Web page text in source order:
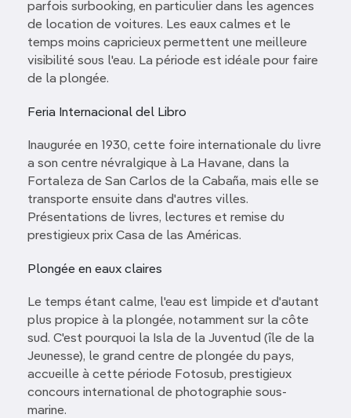
parfois surbooking, en particulier dans les agences
de location de voitures. Les eaux calmes et le
temps moins capricieux permettent une meilleure
visibilité sous l'eau. La période est idéale pour faire
de la plongée.
Feria Internacional del Libro
Inaugurée en 1930, cette foire internationale du livre
a son centre névralgique à La Havane, dans la
Fortaleza de San Carlos de la Cabaña, mais elle se
transporte ensuite dans d'autres villes.
Présentations de livres, lectures et remise du
prestigieux prix Casa de las Américas.
Plongée en eaux claires
Le temps étant calme, l'eau est limpide et d'autant
plus propice à la plongée, notamment sur la côte
sud. C'est pourquoi la Isla de la Juventud (île de la
Jeunesse), le grand centre de plongée du pays,
accueille à cette période Fotosub, prestigieux
concours international de photographie sous-
marine.